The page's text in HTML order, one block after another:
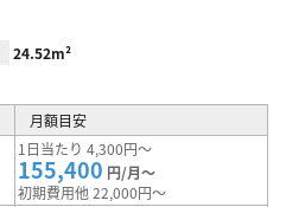
24.52m²
月額目安
1日当たり 4,300円～
155,400 円/月～
初期費用他 22,000円～